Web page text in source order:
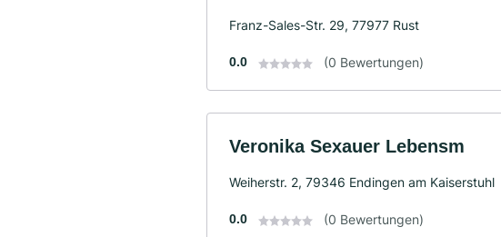
Franz-Sales-Str. 29, 77977 Rust
0.0 (0 Bewertungen)
Veronika Sexauer Lebensm
Weiherstr. 2, 79346 Endingen am Kaiserstuhl
0.0 (0 Bewertungen)